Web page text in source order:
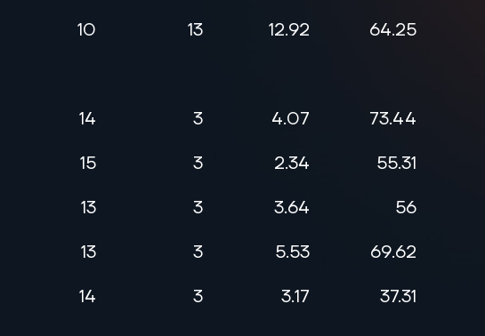
10 13 12.92 64.25
14 3 4.07 73.44
15 3 2.34 55.31
13 3 3.64 56
13 3 5.53 69.62
14 3 3.17 37.31